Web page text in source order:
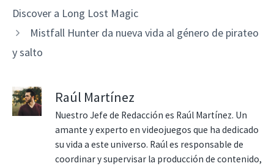
Discover a Long Lost Magic
Mistfall Hunter da nueva vida al género de pirateo
y salto
Raúl Martínez
Nuestro Jefe de Redacción es Raúl Martínez. Un
amante y experto en videojuegos que ha dedicado
su vida a este universo. Raúl es responsable de
coordinar y supervisar la producción de contenido,